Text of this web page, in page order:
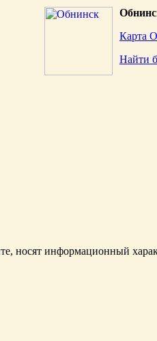
Карта
Найти
носят информационный